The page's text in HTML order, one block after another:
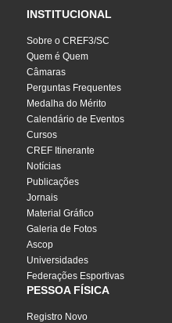
INSTITUCIONAL
Sobre o CREF3/SC
Quem é Quem
Câmaras
Perguntas Frequentes
Medalha do Mérito
Calendário de Eventos
Cursos
CREF Itinerante
Notícias
Publicações
Jornais
Material Gráfico
Galeria de Fotos
Ascop
Universidades
Federações Esportivas
PESSOA FÍSICA
Registro Novo